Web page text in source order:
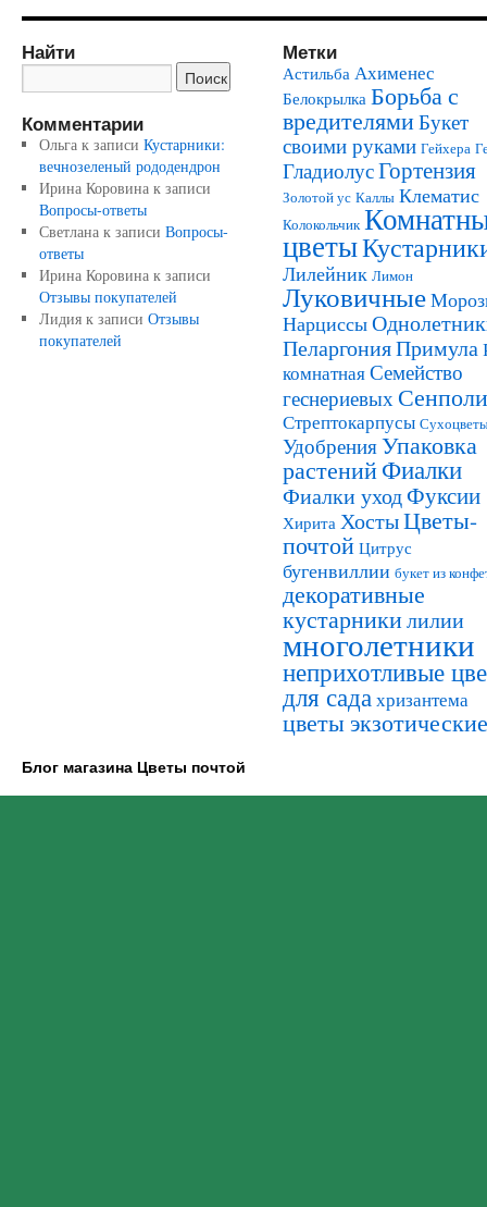
Найти
Комментарии
Ольгак записи Кустарники:
вечнозеленый рододендрон
Ирина Коровинак записи
Вопросы-ответы
Светланак записи Вопросы-
ответы
Ирина Коровинак записи
Отзывы покупателей
Лидияк записи Отзывы
покупателей
Метки
Астильба Ахименес
Белокрылка Борьба с
вредителямиБукет
своими руками Гейхера
ГладиолусГортензия
Золотой ус Каллы Клематис
Колокольчик
цветы
Лилейник Лимон
Луковичные
Нарциссы
ПеларгонияПримула
комнатнаяСемейство
геснериевых
Стрептокарпусы
УдобренияУпаковка
растенийФиалки
Фиалки уходФуксии
Хирита ХостыЦветы-
почтой Цитрус
бугенвиллии букет из
декоративные
кустарникилилии
многолетники
неприхотливые
для садахризантема
цветы экзотические
Блог магазина Цветы почтой